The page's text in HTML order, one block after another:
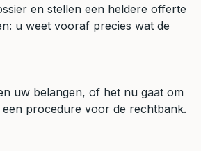
en stellen een heldere offerte
u weet vooraf precies wat de
uw belangen, of het nu gaat om
procedure voor de rechtbank.